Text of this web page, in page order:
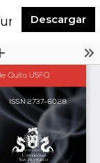
El
Descargar